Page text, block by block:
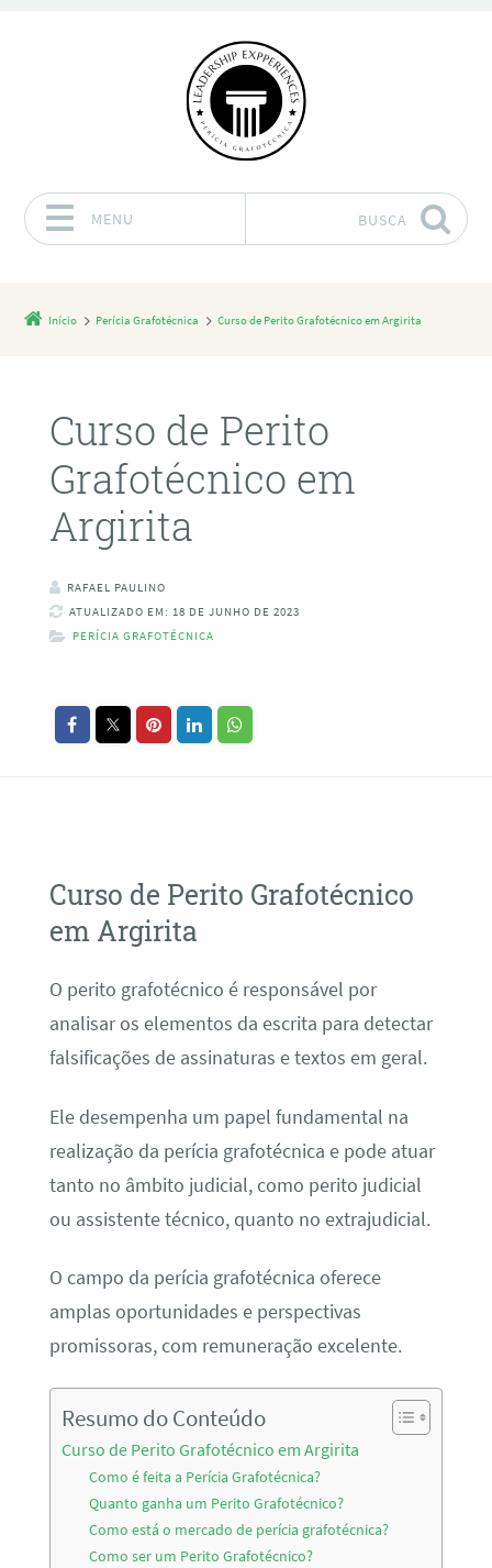
MENU BUSCA
Início Perícia Grafotécnica Curso de Perito Grafotécnico em Argirita
Curso de Perito
Grafotécnico em
Argirita
RAFAEL PAULINO
ATUALIZADO EM: 18 DE JUNHO DE 2023
PERÍCIA GRAFOTÉCNICA
Curso de Perito Grafotécnico
em Argirita
O perito grafotécnico é responsável por
analisar os elementos da escrita para detectar
falsificações de assinaturas e textos em geral.
Ele desempenha um papel fundamental na
realização da perícia grafotécnica e pode atuar
tanto no âmbito judicial, como perito judicial
ou assistente técnico, quanto no extrajudicial.
O campo da perícia grafotécnica oferece
amplas oportunidades e perspectivas
promissoras, com remuneração excelente.
Resumo do Conteúdo
Curso de Perito Grafotécnico em Argirita
Como é feita a Perícia Grafotécnica?
Quanto ganha um Perito Grafotécnico?
Como está o mercado de perícia grafotécnica?
Como ser um Perito Grafotécnico?